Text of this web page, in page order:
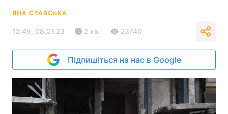
ЯНА СТАВСЬКА
12:49, 08.01.23 2 хв. 23740
Підпишіться на нас в Google